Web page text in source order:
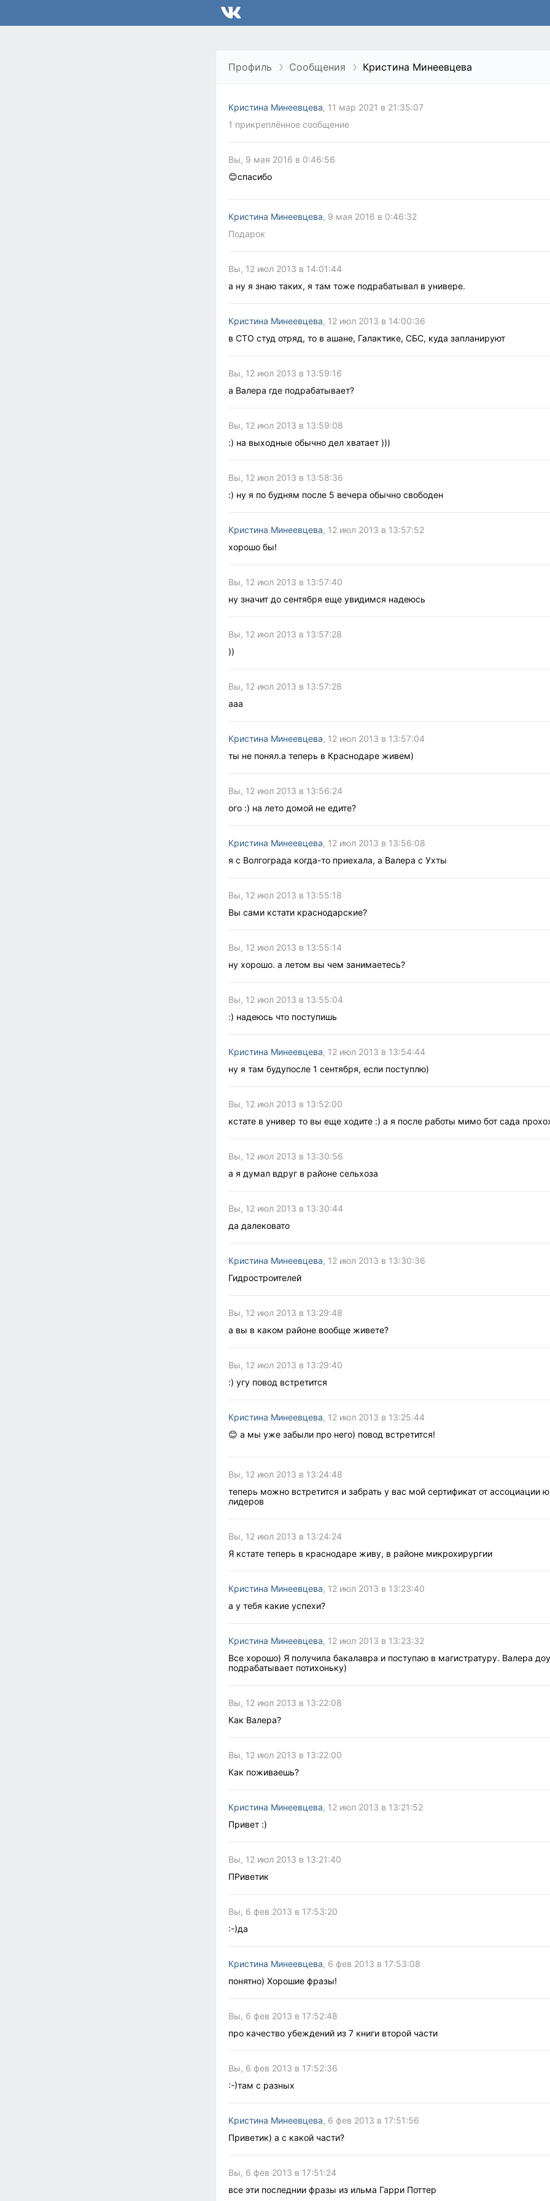
Профиль Сообщения Кристина Минеевцева
Кристина Минеевцева, 11 мар 2021 в 21:35:07
1 прикреплённое сообщение
Вы, 9 мая 2016 в 0:46:56
😊спасибо
Кристина Минеевцева, 9 мая 2016 в 0:46:32
Подарок
Вы, 12 июл 2013 в 14:01:44
а ну я знаю таких, я там тоже подрабатывал в универе.
Кристина Минеевцева, 12 июл 2013 в 14:00:36
в СТО студ отряд, то в ашане, Галактике, СБС, куда запланируют
Вы, 12 июл 2013 в 13:59:16
а Валера где подрабатывает?
Вы, 12 июл 2013 в 13:59:08
:) на выходные обычно дел хватает )))
Вы, 12 июл 2013 в 13:58:36
:) ну я по будням после 5 вечера обычно свободен
Кристина Минеевцева, 12 июл 2013 в 13:57:52
хорошо бы!
Вы, 12 июл 2013 в 13:57:40
ну значит до сентября еще увидимся надеюсь
Вы, 12 июл 2013 в 13:57:28
))
Вы, 12 июл 2013 в 13:57:28
ааа
Кристина Минеевцева, 12 июл 2013 в 13:57:04
ты не понял.а теперь в Краснодаре живем)
Вы, 12 июл 2013 в 13:56:24
ого :) на лето домой не едите?
Кристина Минеевцева, 12 июл 2013 в 13:56:08
я с Волгограда когда-то приехала, а Валера с Ухты
Вы, 12 июл 2013 в 13:55:18
Вы сами кстати краснодарские?
Вы, 12 июл 2013 в 13:55:14
ну хорошо. а летом вы чем занимаетесь?
Вы, 12 июл 2013 в 13:55:04
:) надеюсь что поступишь
Кристина Минеевцева, 12 июл 2013 в 13:54:44
ну я там будупосле 1 сентября, если поступлю)
Вы, 12 июл 2013 в 13:52:00
кстате в универ то вы еще ходите :) а я после работы мимо бот сада
Вы, 12 июл 2013 в 13:30:56
а я думал вдруг в районе сельхоза
Вы, 12 июл 2013 в 13:30:44
да далековато
Кристина Минеевцева, 12 июл 2013 в 13:30:36
Гидростроителей
Вы, 12 июл 2013 в 13:29:48
а вы в каком районе вообще живете?
Вы, 12 июл 2013 в 13:29:40
:) угу повод встретится
Кристина Минеевцева, 12 июл 2013 в 13:25:44
😊 а мы уже забыли про него) повод встретится!
Вы, 12 июл 2013 в 13:24:48
теперь можно встретится и забрать у вас мой сертификат от ассоциации
лидеров
Вы, 12 июл 2013 в 13:24:24
Я кстате теперь в краснодаре живу, в районе микрохирургии
Кристина Минеевцева, 12 июл 2013 в 13:23:40
а у тебя какие успехи?
Кристина Минеевцева, 12 июл 2013 в 13:23:32
Все хорошо) Я получила бакалавра и поступаю в магистратуру. Валера
подрабатывает потихоньку)
Вы, 12 июл 2013 в 13:22:08
Как Валера?
Вы, 12 июл 2013 в 13:22:00
Как поживаешь?
Кристина Минеевцева, 12 июл 2013 в 13:21:52
Привет :)
Вы, 12 июл 2013 в 13:21:40
ПРиветик
Вы, 6 фев 2013 в 17:53:20
:-)да
Кристина Минеевцева, 6 фев 2013 в 17:53:08
понятно) Хорошие фразы!
Вы, 6 фев 2013 в 17:52:48
про качество убеждений из 7 книги второй части
Вы, 6 фев 2013 в 17:52:36
:-)там с разных
Кристина Минеевцева, 6 фев 2013 в 17:51:56
Приветик) а с какой части?
Вы, 6 фев 2013 в 17:51:24
все эти последнии фразы из ильма Гарри Поттер